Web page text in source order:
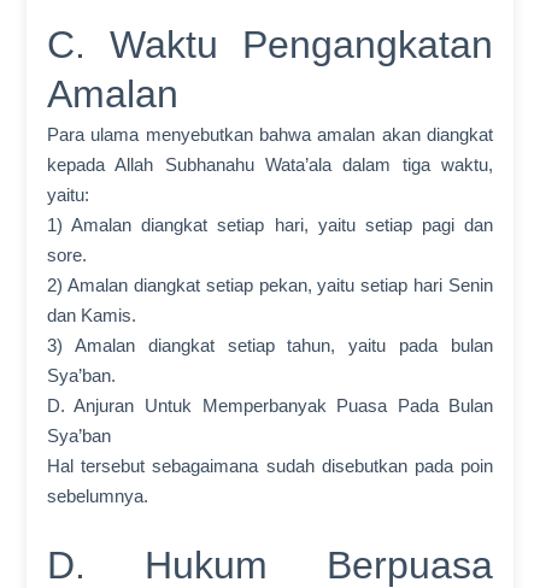
C. Waktu Pengangkatan
Amalan
Para ulama menyebutkan bahwa amalan akan diangkat
kepada Allah Subhanahu Wata’ala dalam tiga waktu,
yaitu:
1) Amalan diangkat setiap hari, yaitu setiap pagi dan
sore.
2) Amalan diangkat setiap pekan, yaitu setiap hari Senin
dan Kamis.
3) Amalan diangkat setiap tahun, yaitu pada bulan
Sya’ban.
D. Anjuran Untuk Memperbanyak Puasa Pada Bulan
Sya’ban
Hal tersebut sebagaimana sudah disebutkan pada poin
sebelumnya.
D. Hukum Berpuasa